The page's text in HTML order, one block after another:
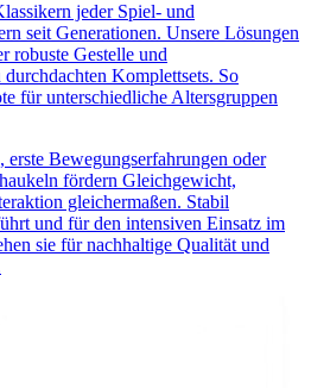
jeder Spiel- und
seit Generationen. Unsere Lösungen
robuste Gestelle und
Komplettsets. So
für unterschiedliche Altersgruppen
erste Bewegungserfahrungen oder
fördern Gleichgewicht,
gleichermaßen. Stabil
und für den intensiven Einsatz im
sie für nachhaltige Qualität und